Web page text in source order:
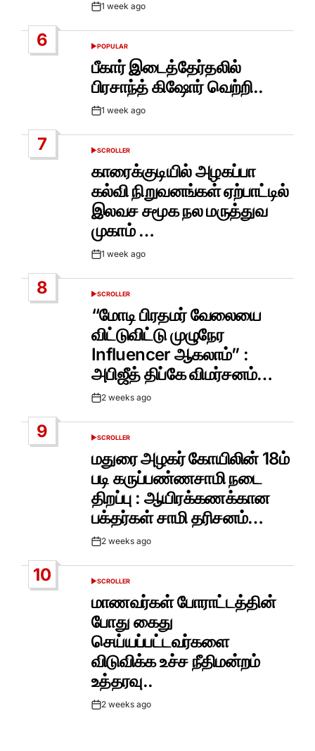
Post1 week ago
6
POSTED
IN
POPULAR
பீகார் இடைத்தேர்தலில்
பிரசாந்த் கிஷோர் வெற்றி..
Post1 week ago
7
POSTED
SCROLLER
காரைக்குடியில் அழகப்பா
கல்வி நிறுவனங்கள் ஏற்பாட்டில்
இலவச சமூக நல மருத்துவ
முகாம் …
Post1 week ago
8
POSTED
IN
SCROLLER
“மோடி பிரதமர் வேலையை
விட்டுவிட்டு முழுநேர
Influencer ஆகலாம்” :
அபிஜீத் திப்கே விமர்சனம்…
Post2 weeks ago
9
POSTED
SCROLLER
மதுரை அழகர் கோயிலின் 18ம்
படி கருப்பண்ணசாமி நடை
திறப்பு : ஆயிரக்கணக்கான
பக்தர்கள் சாமி தரிசனம்…
Post2 weeks ago
10
POSTED
SCROLLER
மாணவர்கள் போராட்டத்தின்
போது கைது
செய்யப்பட்டவர்களை
விடுவிக்க உச்ச நீதிமன்றம்
உத்தரவு..
Post2 weeks ago